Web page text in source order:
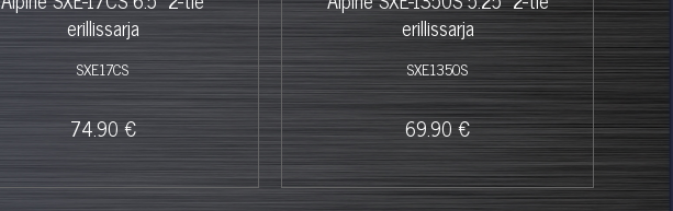
erillissarja
SXE17CS
74.90 €
erillissarja
SXE1350S
69.90 €